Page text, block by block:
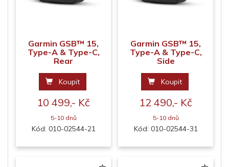
Garmin GSB™ 15,
Type-A & Type-C,
Rear
Koupit
10 499,- Kč
5-10 dnů
Kód: 010-02544-21
Garmin GSB™ 15,
Type-A & Type-C,
Side
Koupit
12 490,- Kč
5-10 dnů
Kód: 010-02544-31